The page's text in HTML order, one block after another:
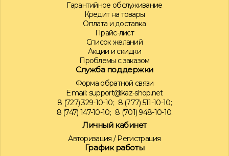
Гарантийное обслуживание
Кредит на товары
Оплата и доставка
Прайс-лист
Список желаний
Акции и скидки
Проблемы с заказом
Служба поддержки
Форма обратной связи
Email: support@kaz-shop.net
8 (727) 329-10-10; 8 (777) 511-10-10;
8 (747) 147-10-10; 8 (701) 948-10-10.
Личный кабинет
Авторизация /Регистрация
График работы